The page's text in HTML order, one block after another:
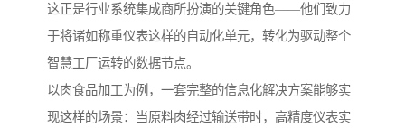
这正是行业系统集成商所扮演的关键角色——他们致力
于将诸如称重仪表这样的自动化单元，转化为驱动整个
智慧工厂运转的数据节点。
以肉食品加工为例，一套完整的信息化解决方案能够实
现这样的场景：当原料肉经过输送带时，高精度仪表实